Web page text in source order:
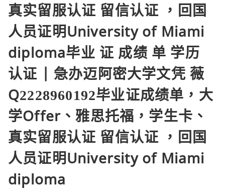
真实留服认证 留信认证 ，回国
人员证明University of Miami
diploma毕业 证 成绩 单 学历
认证 | 急办迈阿密大学文凭 薇
Q2228960192毕业证成绩单，大
学Offer、雅思托福，学生卡、
真实留服认证 留信认证 ，回国
人员证明University of Miami
diploma